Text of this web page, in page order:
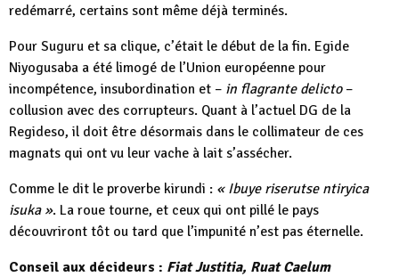
redémarré, certains sont même déjà terminés.
Pour Suguru et sa clique, c’était le début de la fin. Egide
Niyogusaba a été limogé de l’Union européenne pour
incompétence, insubordination et – in flagrante delicto–
collusion avec des corrupteurs. Quant à l’actuel DG de la
Regideso, il doit être désormais dans le collimateur de ces
magnats qui ont vu leur vache à lait s’assécher.
Comme le dit le proverbe kirundi : « Ibuye riserutse ntiryica
isuka ». La roue tourne, et ceux qui ont pillé le pays
découvriront tôt ou tard que l’impunité n’est pas éternelle.
Conseil aux décideurs : Fiat Justitia, Ruat Caelum